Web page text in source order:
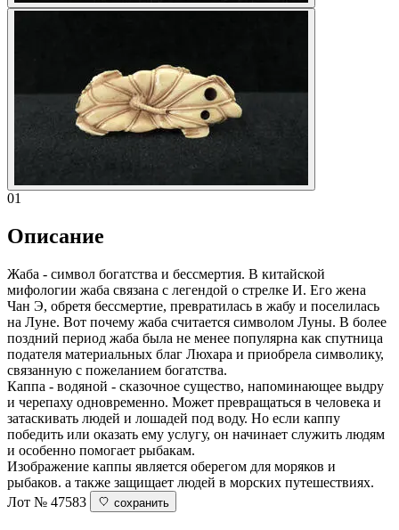
01
Описание
Жаба - символ богатства и бессмертия. В китайской
мифологии жаба связана с легендой о стрелке И. Его жена
Чан Э, обретя бессмертие, превратилась в жабу и поселилась
на Луне. Вот почему жаба считается символом Луны. В более
поздний период жаба была не менее популярна как спутница
подателя материальных благ Люхара и приобрела символику,
связанную с пожеланием богатства.
Каппа - водяной - сказочное существо, напоминающее выдру
и черепаху одновременно. Может превращаться в человека и
затаскивать людей и лошадей под воду. Но если каппу
победить или оказать ему услугу, он начинает служить людям
и особенно помогает рыбакам.
Изображение каппы является оберегом для моряков и
рыбаков. а также защищает людей в морских путешествиях.
Лот № 47583
сохранить